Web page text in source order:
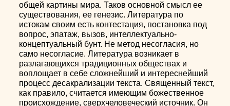
общей картины мира. Таков основной смысл ее
существования, ее генезис. Литература по
истокам своим есть контестация, постановка под
вопрос, эпатаж, вызов, интеллектуально-
концептуальный бунт. Не метод несогласия, но
само несогласие. Литература возникает в
разлагающихся традиционных обществах и
воплощает в себе сложнейший и интереснейший
процесс десакрализации текста. Священный текст,
как правило, считается имеющим божественное
происхождение, сверхчеловеческий источник. Он